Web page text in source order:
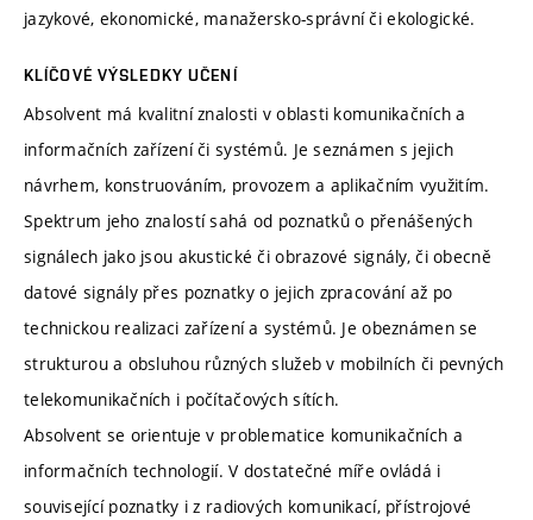
jazykové, ekonomické, manažersko-správní či ekologické.
KLÍČOVÉ VÝSLEDKY UČENÍ
Absolvent má kvalitní znalosti v oblasti komunikačních a
informačních zařízení či systémů. Je seznámen s jejich
návrhem, konstruováním, provozem a aplikačním využitím.
Spektrum jeho znalostí sahá od poznatků o přenášených
signálech jako jsou akustické či obrazové signály, či obecně
datové signály přes poznatky o jejich zpracování až po
technickou realizaci zařízení a systémů. Je obeznámen se
strukturou a obsluhou různých služeb v mobilních či pevných
telekomunikačních i počítačových sítích.
Absolvent se orientuje v problematice komunikačních a
informačních technologií. V dostatečné míře ovládá i
související poznatky i z radiových komunikací, přístrojové